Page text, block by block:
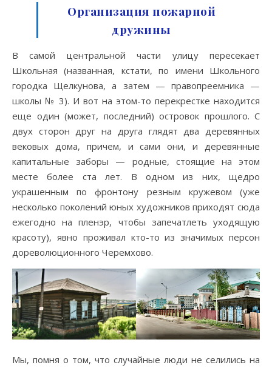
Организация пожарной
дружины
В самой центральной части улицу пересекает
Школьная (названная, кстати, по имени Школьного
городка Щелкунова, а затем — правопреемника —
школы № 3). И вот на этом-то перекрестке находится
еще один (может, последний) островок прошлого. С
двух сторон друг на друга глядят два деревянных
вековых дома, причем, и сами они, и деревянные
капитальные заборы — родные, стоящие на этом
месте более ста лет. В одном из них, щедро
украшенным по фронтону резным кружевом (уже
несколько поколений юных художников приходят сюда
ежегодно на пленэр, чтобы запечатлеть уходящую
красоту), явно проживал кто-то из значимых персон
дореволюционного Черемхово.
Мы, помня о том, что случайные люди не селились на